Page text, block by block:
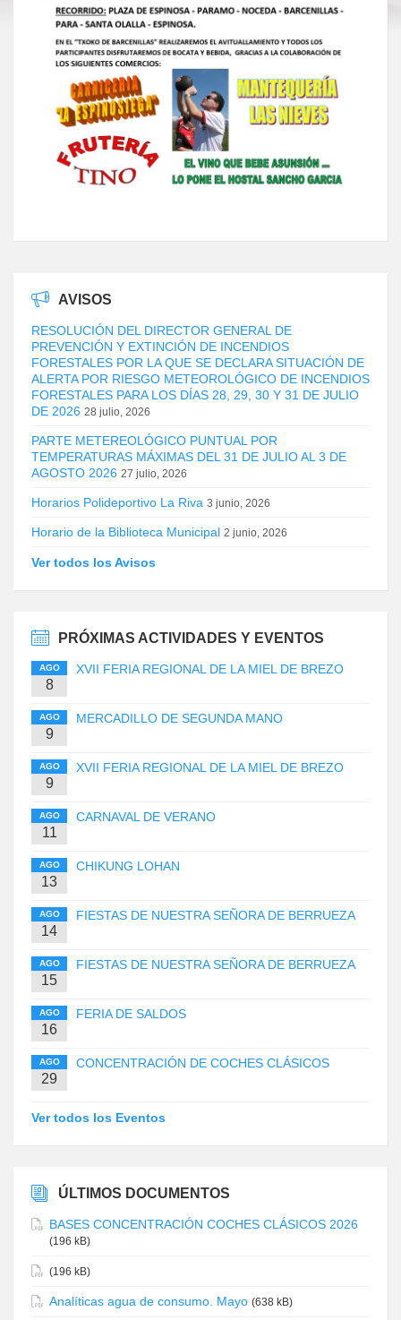
AVISOS
RESOLUCIÓN DEL DIRECTOR GENERAL DE
PREVENCIÓN Y EXTINCIÓN DE INCENDIOS
FORESTALES POR LA QUE SE DECLARA SITUACIÓN DE
ALERTA POR RIESGO METEOROLÓGICO DE INCENDIOS
FORESTALES PARA LOS DÍAS 28, 29, 30 Y 31 DE JULIO
DE 2026 28 julio, 2026
PARTE METEREOLÓGICO PUNTUAL POR
TEMPERATURAS MÁXIMAS DEL 31 DE JULIO AL 3 DE
AGOSTO 2026 27 julio, 2026
Horarios Polideportivo La Riva 3 junio, 2026
Horario de la Biblioteca Municipal 2 junio, 2026
Ver todos los Avisos
PRÓXIMAS ACTIVIDADES Y EVENTOS
AGO
8
XVII FERIA REGIONAL DE LA MIEL DE BREZO
AGO
9
MERCADILLO DE SEGUNDA MANO
AGO
9
XVII FERIA REGIONAL DE LA MIEL DE BREZO
AGO
11
CARNAVAL DE VERANO
AGO
13
CHIKUNG LOHAN
AGO
14
FIESTAS DE NUESTRA SEÑORA DE BERRUEZA
AGO
15
FIESTAS DE NUESTRA SEÑORA DE BERRUEZA
AGO
16
FERIA DE SALDOS
AGO
29
CONCENTRACIÓN DE COCHES CLÁSICOS
Ver todos los Eventos
ÚLTIMOS DOCUMENTOS
BASES CONCENTRACIÓN COCHES CLÁSICOS 2026
(196 kB)
(196 kB)
Analíticas agua de consumo. Mayo (638 kB)